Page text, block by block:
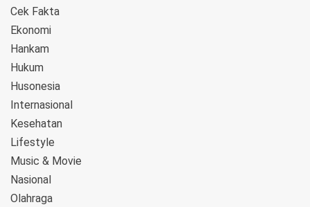
Cek Fakta
Ekonomi
Hankam
Hukum
Husonesia
Internasional
Kesehatan
Lifestyle
Music & Movie
Nasional
Olahraga